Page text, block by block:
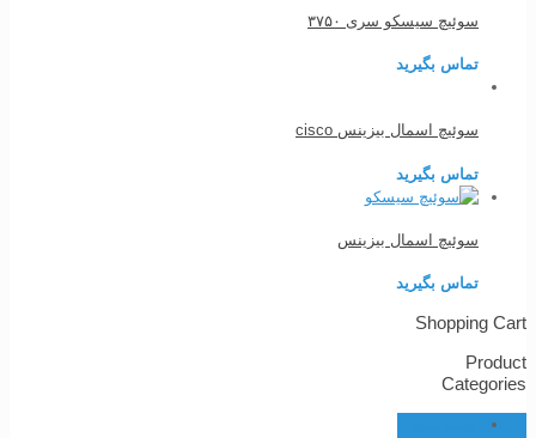
سوئیچ سیسکو سری ۳۷۵۰
تماس بگیرید
سوئیچ اسمال بیزینس cisco
تماس بگیرید
سوئیچ اسمال بیزینس
تماس بگیرید
Shopping Cart
Product
Categories